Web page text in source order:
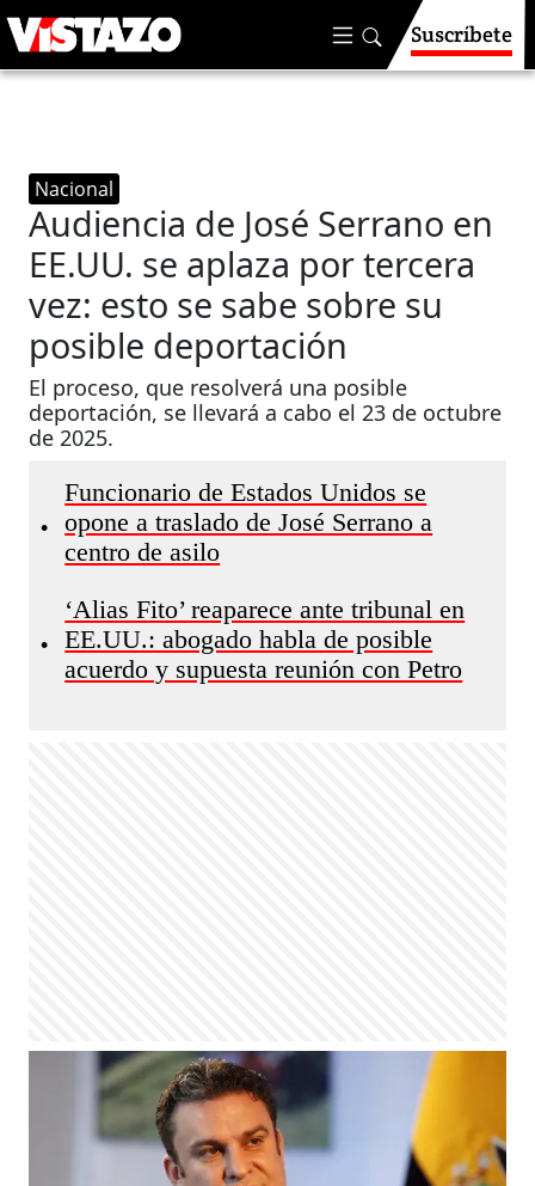
Suscríbete
Nacional
Audiencia de José Serrano en
EE.UU. se aplaza por tercera
vez: esto se sabe sobre su
posible deportación
El proceso, que resolverá una posible
deportación, se llevará a cabo el 23 de octubre
de 2025.
•
Funcionario de Estados Unidos se
opone a traslado de José Serrano a
centro de asilo
•
‘Alias Fito’ reaparece ante tribunal en
EE.UU.: abogado habla de posible
acuerdo y supuesta reunión con Petro